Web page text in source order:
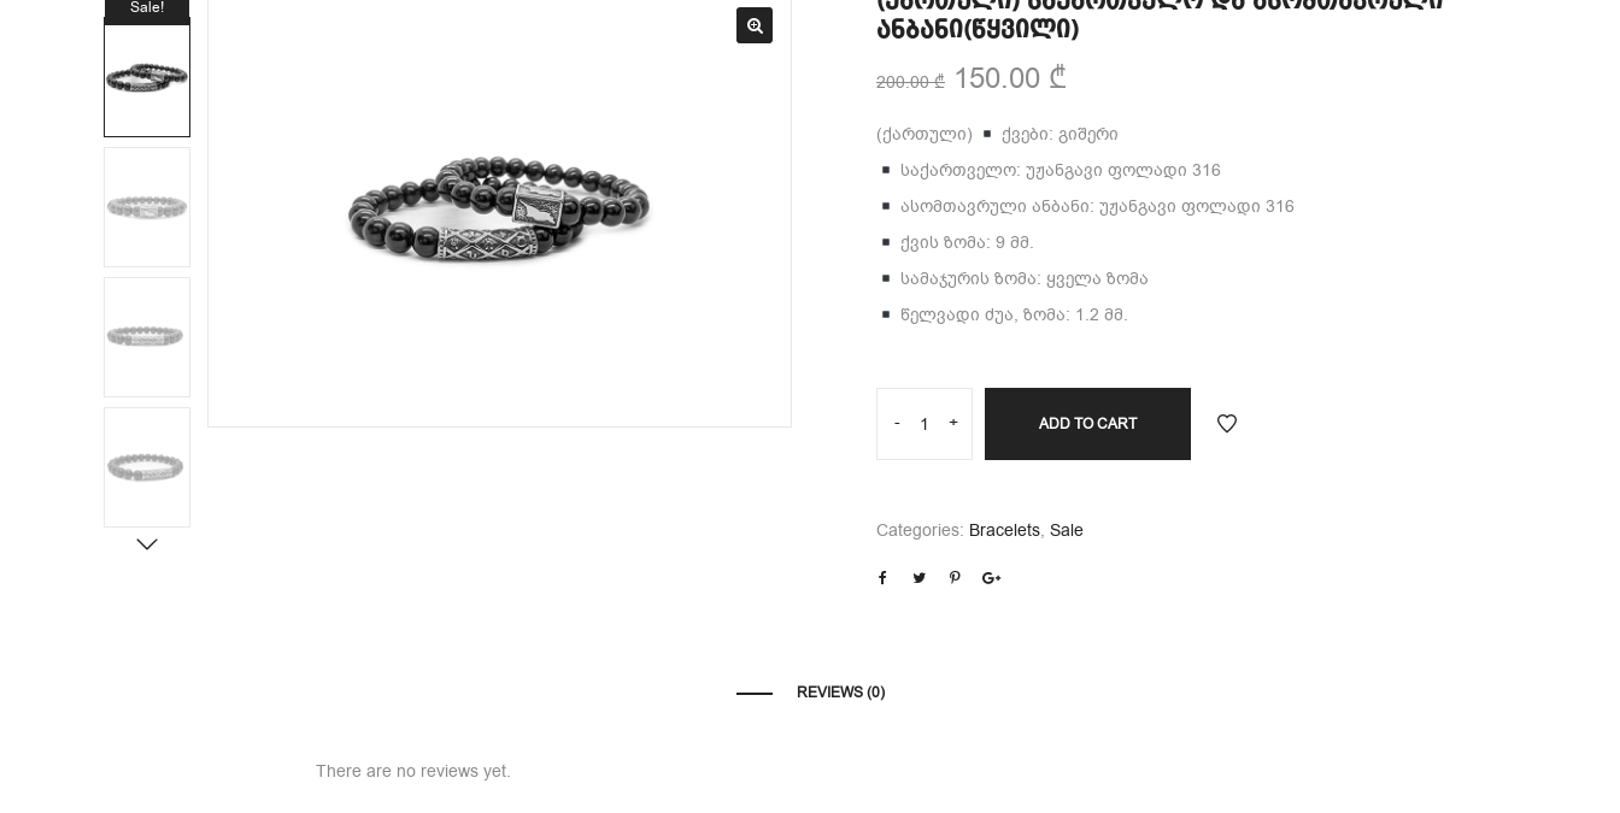
Sale!
ანბანი(წყვილი)
200.00₾ 150.00 ₾
(ქართული)
ქვები: გიშერი
საქართველო: უჟანგავი ფოლადი 316
ასომთავრული ანბანი: უჟანგავი ფოლადი 316
ქვის ზომა: 9 მმ.
სამაჯურის ზომა: ყველა ზომა
წელვადი ძუა, ზომა: 1.2 მმ.
- + ADD TO CART
Categories: Bracelets, Sale
REVIEWS (0)
There are no reviews yet.